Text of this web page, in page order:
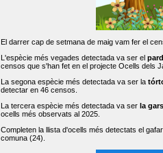
El darrer cap de setmana de maig vam fer el
L'espècie més vegades detectada va ser el
censos que s'han fet en el projecte Ocells dels
La segona espècie més detectada va ser la
detectar en 46 censos.
La tercera espècie més detectada va ser la
ocells més observats al 2025.
Completen la llista d'ocells més detectats el
comuna (24).